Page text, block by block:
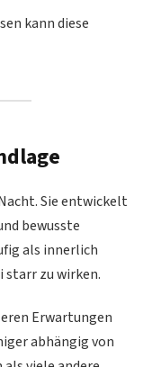
kann diese
Sie entwickelt
bewusste
als innerlich
zu wirken.
Erwartungen
abhängig von